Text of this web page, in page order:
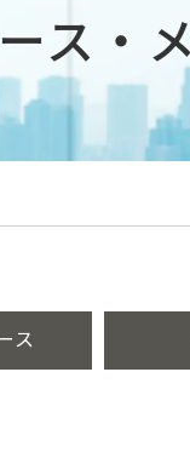
ス・
ス